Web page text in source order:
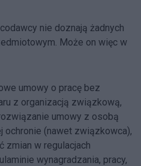
nie doznają żadnych
Może on więc w
umowy o pracę bez
z organizacją związkową,
umowy z osobą
ochronie (nawet związkowca),
zmian w regulacjach
wynagradzania, pracy,